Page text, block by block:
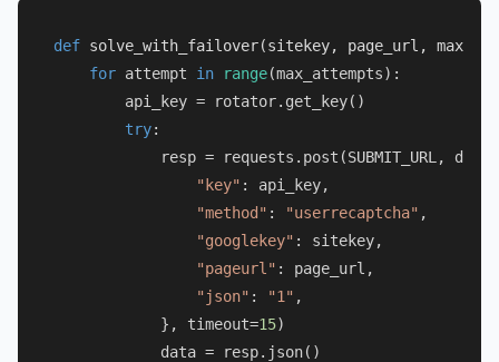
def solve_with_failover(sitekey, page_url,
for attempt in range(max_attempts):
        api_key = rotator.get_key()
try:
resp = requests.post(SUBMIT_URL,
"key" : api_key,
"method" : "userrecaptcha" ,
"googlekey" : sitekey,
"pageurl" : page_url,
"json" : "1" ,
            }, timeout=
15)
            data = resp.json()